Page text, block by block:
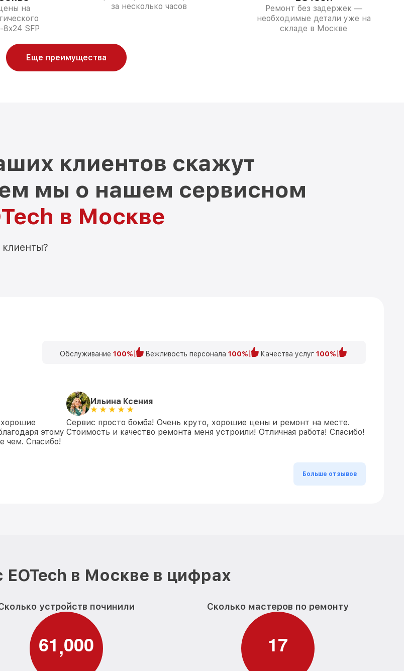
на
8x24 SFP
за несколько часов
Ремонт без задержек —
необходимые детали уже на
складе в Москве
Еще преимущества
клиентов скажут
мы о нашем сервисном
в Москве
Обслуживание 100% Вежливость персонала 100% Качества услуг 100%
этому
чем. Спасибо!
Ильина Ксения
Сервис просто бомба! Очень круто, хорошие цены и ремонт на месте.
Стоимость и качество ремонта меня устроили! Отличная работа! Спасибо!
Больше отзывов
в Москве в цифрах
устройств починили
61,000
Сколько мастеров по ремонту
17